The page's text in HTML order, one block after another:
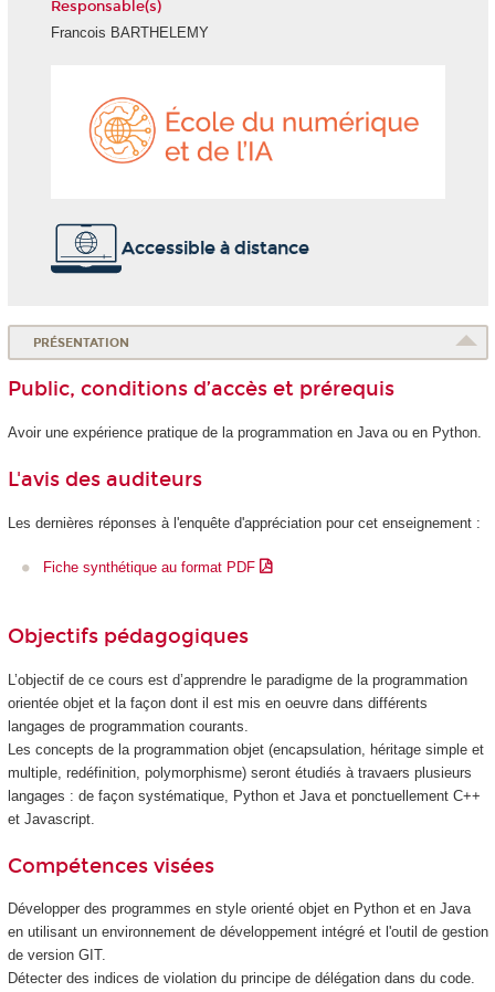
Responsable(s)
Francois BARTHELEMY
Accessible à distance
PRÉSENTATION
Public, conditions d’accès et prérequis
Avoir une expérience pratique de la programmation en Java ou en Python.
L'avis des auditeurs
Les dernières réponses à l'enquête d'appréciation pour cet enseignement :
Fiche synthétique au format PDF
Objectifs pédagogiques
L’objectif de ce cours est d’apprendre le paradigme de la programmation
orientée objet et la façon dont il est mis en oeuvre dans différents
langages de programmation courants.
Les concepts de la programmation objet (encapsulation, héritage simple et
multiple, redéfinition, polymorphisme) seront étudiés à travaers plusieurs
langages : de façon systématique, Python et Java et ponctuellement C++
et Javascript.
Compétences visées
Développer des programmes en style orienté objet en Python et en Java
en utilisant un environnement de développement intégré et l'outil de gestion
de version GIT.
Détecter des indices de violation du principe de délégation dans du code.